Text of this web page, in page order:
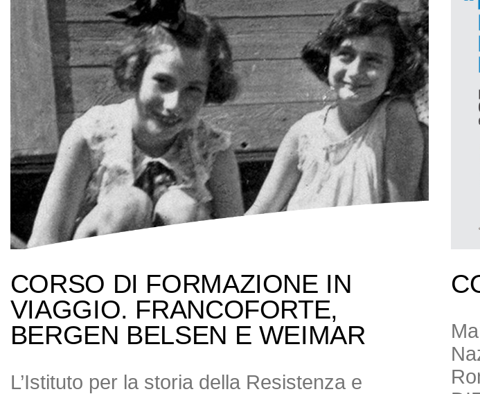
CORSO DI FORMAZIONE IN
VIAGGIO. FRANCOFORTE,
BERGEN BELSEN E WEIMAR
L’Istituto per la storia della Resistenza e